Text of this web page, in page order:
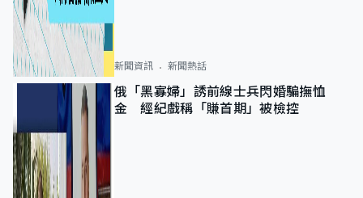
新聞資訊 新聞熱話
俄「黑寡婦」誘前線士兵閃婚騙撫恤
金 經紀戲稱「賺首期」被檢控